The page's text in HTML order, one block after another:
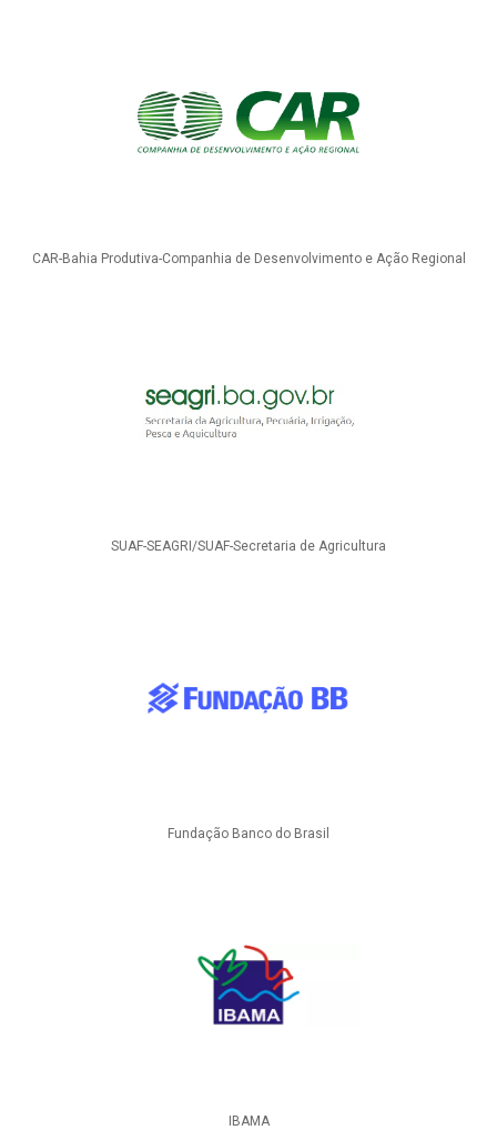
CAR-Bahia Produtiva-Companhia de Desenvolvimento e Ação Regional
SUAF-SEAGRI/SUAF-Secretaria de Agricultura
Fundação Banco do Brasil
IBAMA